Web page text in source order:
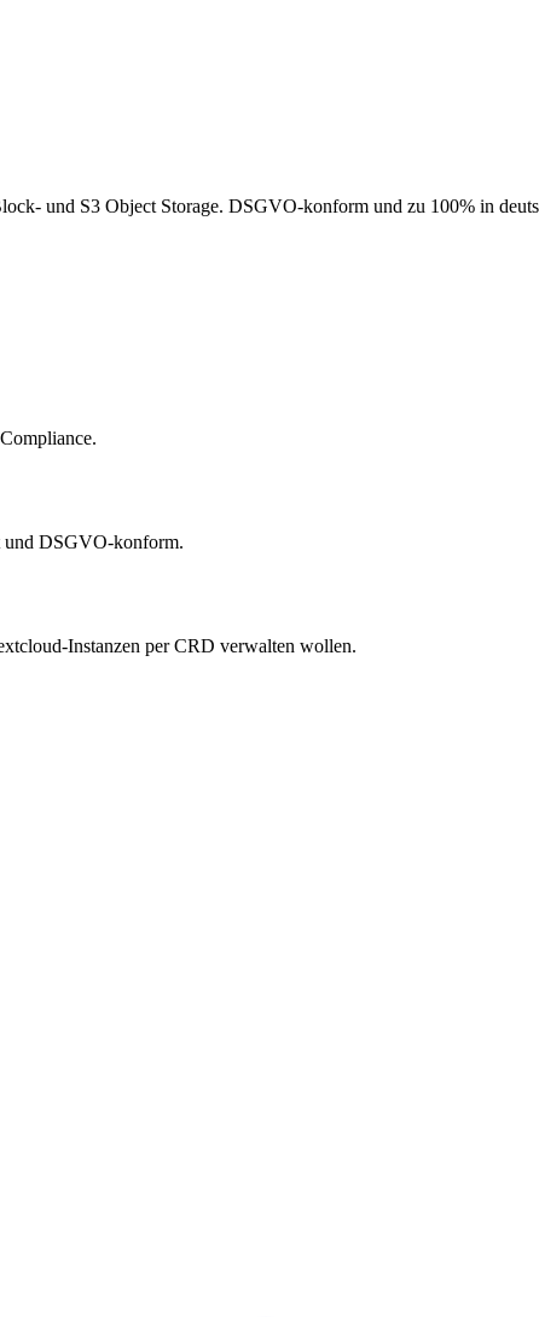
und S3 Object Storage. DSGVO-konform und zu 100% in
DSGVO-konform.
Instanzen per CRD verwalten wollen.